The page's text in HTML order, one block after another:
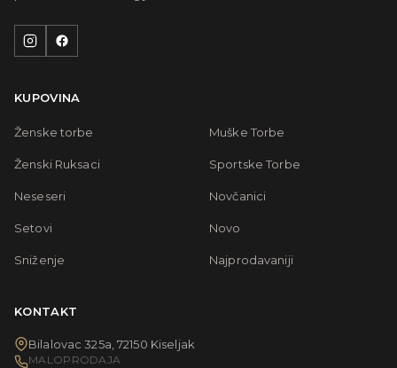
KUPOVINA
Ženske torbe Muške Torbe
Ženski Ruksaci Sportske Torbe
Neseseri Novčanici
Setovi Novo
Sniženje Najprodavaniji
KONTAKT
Bilalovac 325a, 72150 Kiseljak
MALOPRODAJA